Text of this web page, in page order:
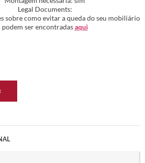
Legal Documents:
sobre como evitar a queda do seu mobiliário
podem ser encontradasaqui